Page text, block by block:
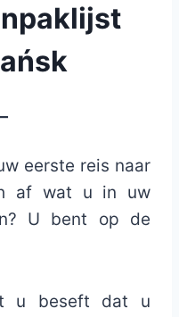
eerste reis naar
af wat u in uw
U bent op de
u beseft dat u